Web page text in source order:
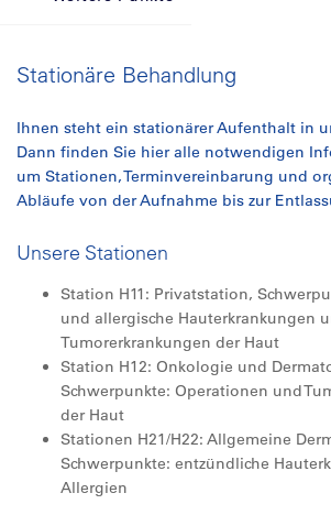
Stationäre Behandlung
Ihnen steht ein stationärer Aufenthalt in
Dann finden Sie hier alle notwendigen
um Stationen, Terminvereinbarung und
Abläufe von der Aufnahme bis zur
Unsere Stationen
Station H11: Privatstation,
und allergische Hauterkrankungen
Tumorerkrankungen der Haut
Station H12: Onkologie und
Schwerpunkte: Operationen und
der Haut
Stationen H21/H22: Allgemeine
Schwerpunkte: entzündliche
Allergien